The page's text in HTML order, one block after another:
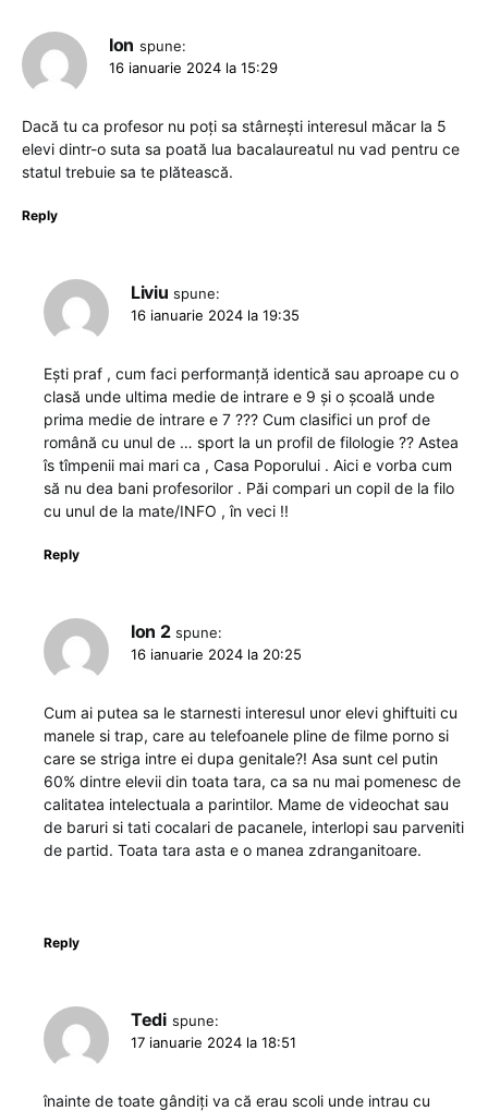
Ion spune:
16 ianuarie 2024 la 15:29
Dacă tu ca profesor nu poți sa stârnești interesul măcar la 5
elevi dintr-o suta sa poată lua bacalaureatul nu vad pentru ce
statul trebuie sa te plătească.
Reply
Liviu spune:
16 ianuarie 2024 la 19:35
Ești praf , cum faci performanță identică sau aproape cu o
clasă unde ultima medie de intrare e 9 și o școală unde
prima medie de intrare e 7 ??? Cum clasifici un prof de
română cu unul de … sport la un profil de filologie ?? Astea
îs tîmpenii mai mari ca , Casa Poporului . Aici e vorba cum
să nu dea bani profesorilor . Păi compari un copil de la filo
cu unul de la mate/INFO , în veci !!
Reply
Ion 2 spune:
16 ianuarie 2024 la 20:25
Cum ai putea sa le starnesti interesul unor elevi ghiftuiti cu
manele si trap, care au telefoanele pline de filme porno si
care se striga intre ei dupa genitale?! Asa sunt cel putin
60% dintre elevii din toata tara, ca sa nu mai pomenesc de
calitatea intelectuala a parintilor. Mame de videochat sau
de baruri si tati cocalari de pacanele, interlopi sau parveniti
de partid. Toata tara asta e o manea zdranganitoare.
Reply
Tedi spune:
17 ianuarie 2024 la 18:51
înainte de toate gândiți va că erau scoli unde intrau cu